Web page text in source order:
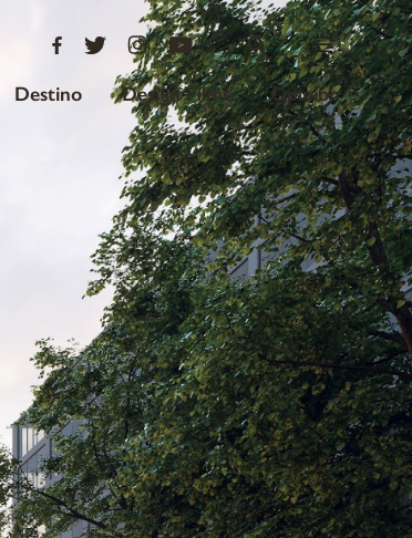
Destino Design Films Opinión